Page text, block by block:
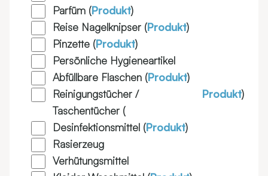
Parfüm (Produkt)
Reise Nagelknipser (Produkt)
Pinzette (Produkt)
Persönliche Hygieneartikel
Abfüllbare Flaschen (Produkt)
Reinigungstücher /
Taschentücher (
Produkt)
Desinfektionsmittel (Produkt)
Rasierzeug
Verhütungsmittel